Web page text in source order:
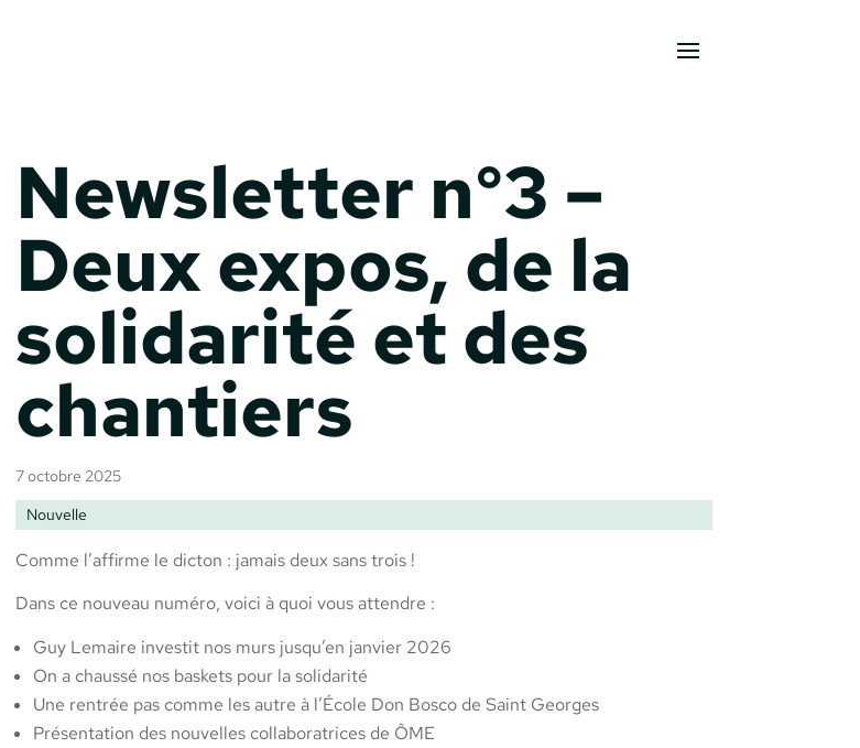
Newsletter n°3 –
Deux expos, de la
solidarité et des
chantiers
7 octobre 2025
Nouvelle
Comme l’affirme le dicton : jamais deux sans trois !
Dans ce nouveau numéro, voici à quoi vous attendre :
Guy Lemaire investit nos murs jusqu’en janvier 2026
On a chaussé nos baskets pour la solidarité
Une rentrée pas comme les autre à l’École Don Bosco de Saint Georges
Présentation des nouvelles collaboratrices de ÔME